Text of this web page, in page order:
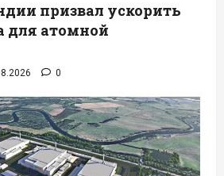
призвал ускорить
для атомной
0